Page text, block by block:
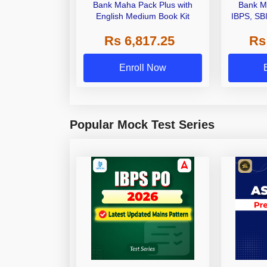
Bank Maha Pack Plus with
English Medium Book Kit
Rs 6,817.25
Enroll Now
Bank
IBPS,
Other
Popular Mock Test Series